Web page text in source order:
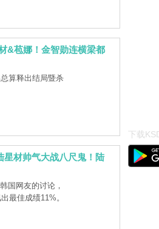
&苞娜！金智勋连横梁都
算释出结局暨杀
星材帅气大战八尺鬼！陆
国网友的讨论，
最佳成绩11%。
下载